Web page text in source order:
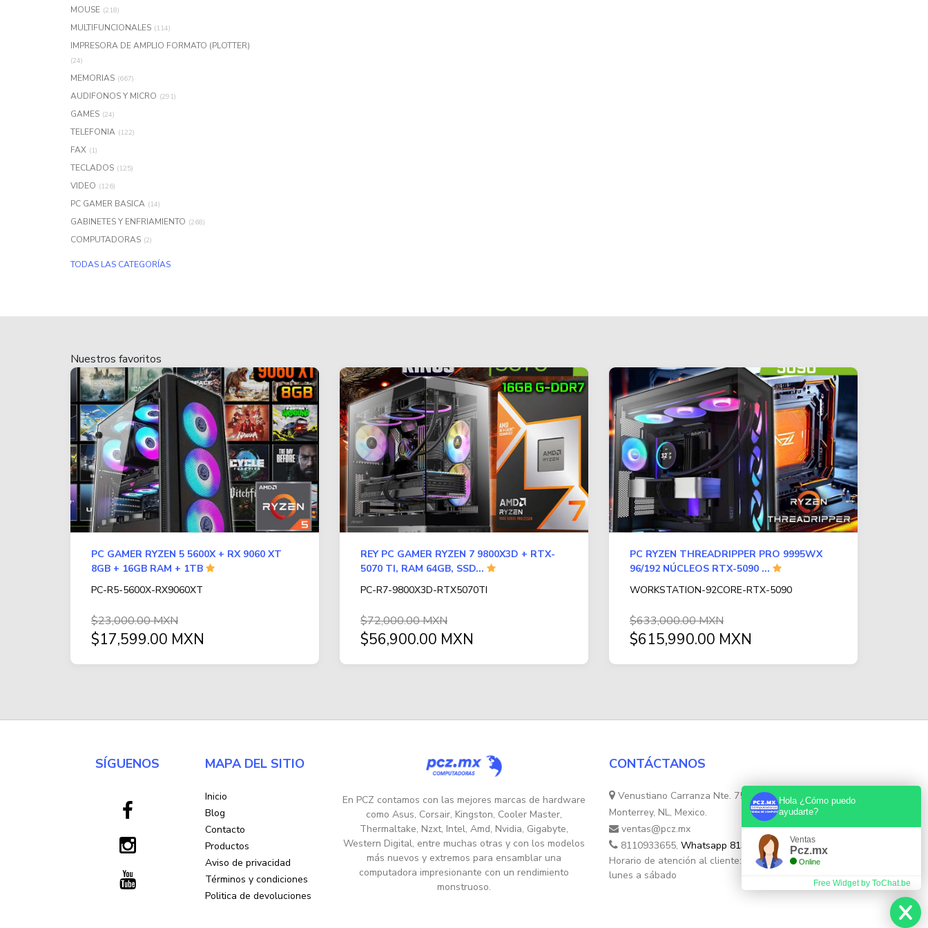
MOUSE (218)
MULTIFUNCIONALES (114)
IMPRESORA DE AMPLIO FORMATO (PLOTTER)
(24)
MEMORIAS (667)
AUDIFONOS Y MICRO (291)
GAMES (24)
TELEFONIA (122)
FAX (1)
TECLADOS (125)
VIDEO (126)
PC GAMER BASICA (14)
GABINETES Y ENFRIAMIENTO (268)
COMPUTADORAS (2)
TODAS LAS CATEGORÍAS
Nuestros favoritos
PC GAMER RYZEN 5 5600X + RX 9060 XT
8GB + 16GB RAM + 1TB
PC-R5-5600X-RX9060XT
$23,000.00 MXN
$17,599.00 MXN
REY PC GAMER RYZEN 7 9800X3D + RTX-
5070 TI, RAM 64GB, SSD...
PC-R7-9800X3D-RTX5070TI
$72,000.00 MXN
$56,900.00 MXN
PC RYZEN THREADRIPPER PRO 9995WX
96/192 NÚCLEOS RTX-5090 ...
WORKSTATION-92CORE-RTX-5090
$633,000.00 MXN
$615,990.00 MXN
SÍGUENOS MAPA DEL SITIO
Inicio
Blog
Contacto
Productos
Aviso de privacidad
Términos y condiciones
Politica de devoluciones
En PCZ contamos con las mejores marcas de hardware
como Asus, Corsair, Kingston, Cooler Master,
Thermaltake, Nzxt, Intel, Amd, Nvidia, Gigabyte,
Western Digital, entre muchas otras y con los modelos
más nuevos y extremos para ensamblar una
computadora impresionante con un rendimiento
monstruoso.
CONTÁCTANOS
Venustiano Carranza Nte. 755, Colonia Centro,
Monterrey, NL, Mexico.
ventas@pcz.mx
8110933655, Whatsapp 8131554632
Horario de atención al cliente: de 10:30hs. a 17:30hs de
lunes a sábado
Hola ¿Cómo puedo
ayudarte?
Ventas
Pcz.mx
Online
Free Widget by ToChat.be